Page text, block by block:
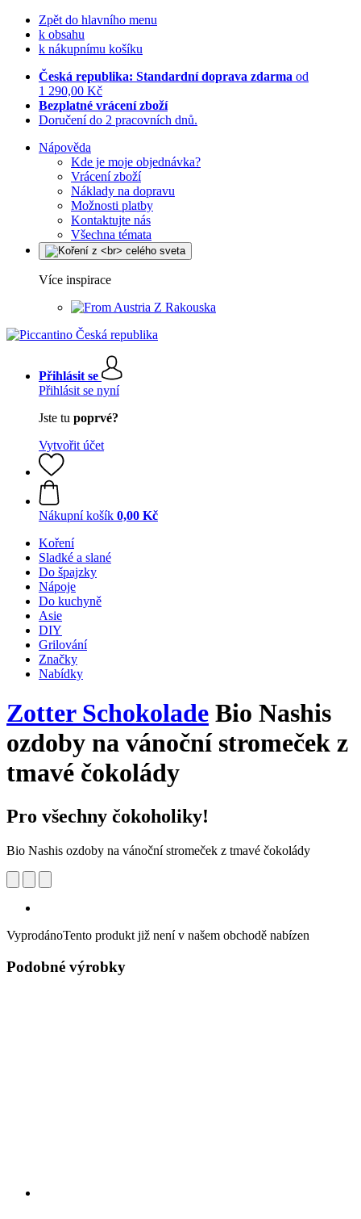
Zpět do hlavního menu
k obsahu
k nákupnímu košíku
Česká republika: Standardní doprava zdarma od
1 290,00 Kč
Bezplatné vrácení zboží
Doručení do 2 pracovních dnů.
Nápověda
Kde je moje objednávka?
Vrácení zboží
Náklady na dopravu
Možnosti platby
Kontaktujte nás
Všechna témata
Více inspirace
Z Rakouska
Přihlásit se
Přihlásit se nyní
Jste tu poprvé?
Vytvořit účet
Nákupní košík 0,00 Kč
Koření
Sladké a slané
Do špajzky
Nápoje
Do kuchyně
Asie
DIY
Grilování
Značky
Nabídky
Zotter Schokolade Bio Nashis
ozdoby na vánoční stromeček z
tmavé čokolády
Pro všechny čokoholiky!
Bio Nashis ozdoby na vánoční stromeček z tmavé čokolády
VyprodánoTento produkt již není v našem obchodě nabízen
Podobné výrobky